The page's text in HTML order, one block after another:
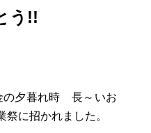
う!!
夕暮れ時 長～いお
に招かれました。